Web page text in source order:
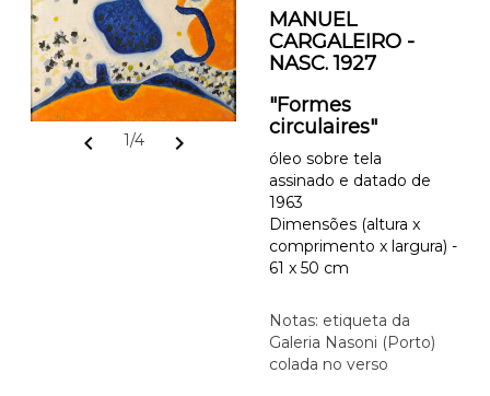
chevron_left 1/4 chevron_right
MANUEL
CARGALEIRO -
NASC. 1927
"Formes
circulaires"
óleo sobre tela
assinado e datado de
1963
Dimensões (altura x
comprimento x largura) -
61 x 50 cm
Notas: etiqueta da
Galeria Nasoni (Porto)
colada no verso